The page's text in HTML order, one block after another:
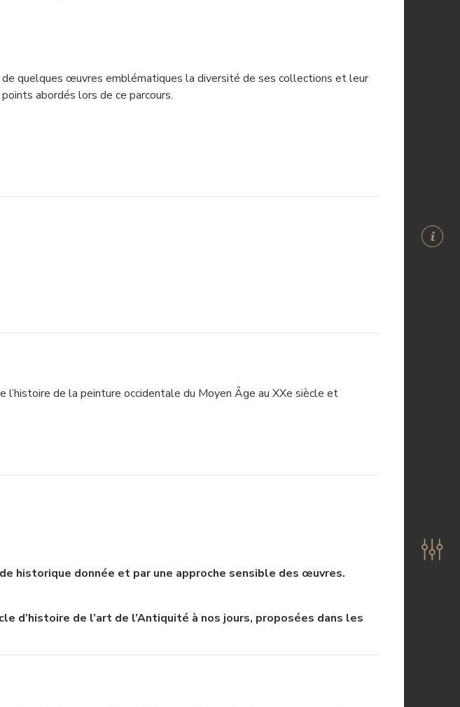
quelques œuvres emblématiques la diversité de ses collections et leur
abordés lors de ce parcours.
l’histoire de la peinture occidentale du Moyen Âge au XXe siècle et
historique donnée et par une approche sensible des œuvres.
d’histoire de l’art de l’Antiquité à nos jours, proposées dans les